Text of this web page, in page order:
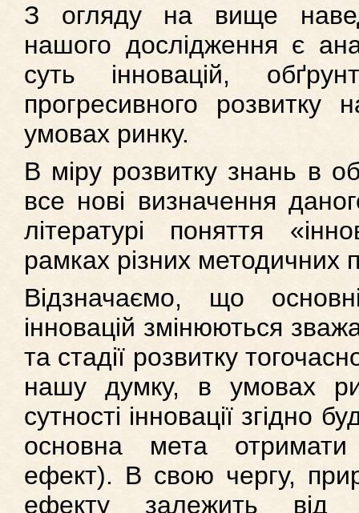
З огляду на вище
нашого дослідження є
суть інновацій,
прогресивного розвитку
умовах ринку.
В міру розвитку знань в
все нові визначення
літературі поняття
рамках різних методичних
Відзначаємо, що
інновацій змінюються
та стадії розвитку
нашу думку, в умовах
сутності інновації згідно
основна мета отримати
ефект). В свою чергу,
ефекту залежить від